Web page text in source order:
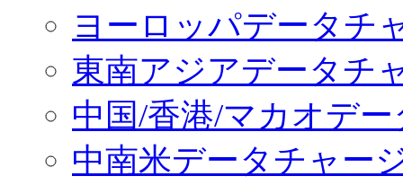
ヨーロッパデータチ
東南アジアデータチ
中国/香港/マカオデ
中南米データチャー